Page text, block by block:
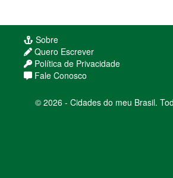
Sobre
Quero Escrever
Política de Privacidade
Fale Conosco
© 2026 - Cidades do meu Brasil.